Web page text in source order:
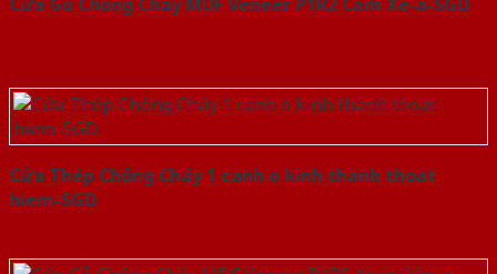
Cửa Thép Chống Cháy 1 canh o kinh thanh thoat
hiem-SGD